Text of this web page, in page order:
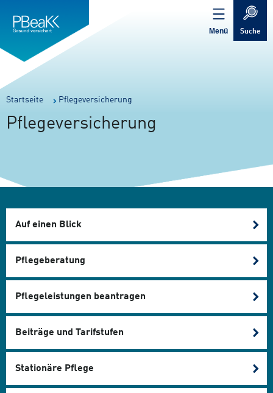
springen
springen
Verweis
zur
Menü Suche
Sie
sind
hier:
Startseite Pflegeversicherung
Pflegeversicherung
Auf einen Blick
Pflegeberatung
Pflegeleistungen beantragen
Beiträge und Tarifstufen
Stationäre Pflege